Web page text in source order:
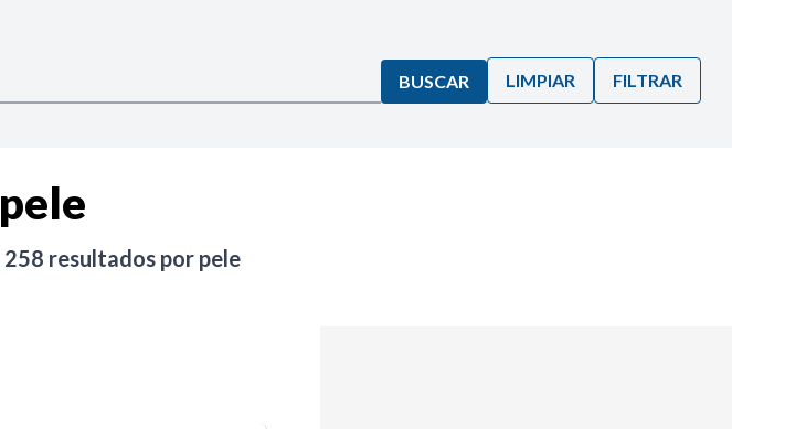
BUSCAR LIMPIAR FILTRAR
pele
258 resultados por pele